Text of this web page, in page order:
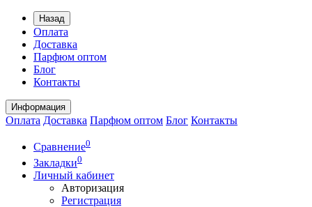
Назад
Оплата
Доставка
Парфюм оптом
Блог
Контакты
Информация
Оплата Доставка Парфюм оптом Блог Контакты
Сравнение0
Закладки0
Личный кабинет
Авторизация
Регистрация